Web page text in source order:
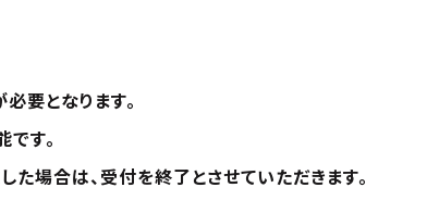
となります。
す。
場合は、受付を終了とさせていただきます。